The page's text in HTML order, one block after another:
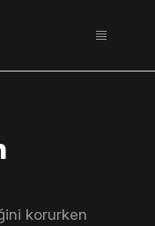
korurken